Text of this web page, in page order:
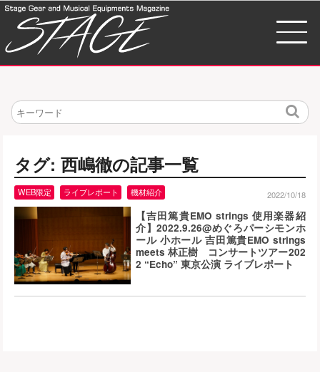
検
タグ: 西嶋徹の記事一覧
【吉田篤貴EMO strings 使用楽器紹
介】2022.9.26@めぐろパーシモンホ
ール 小ホール 吉田篤貴EMO strings
meets 林正樹 コンサートツアー202
2 “Echo” 東京公演 ライブレポート
WEB限定 ライブレポート 機材紹介 2022/10/18